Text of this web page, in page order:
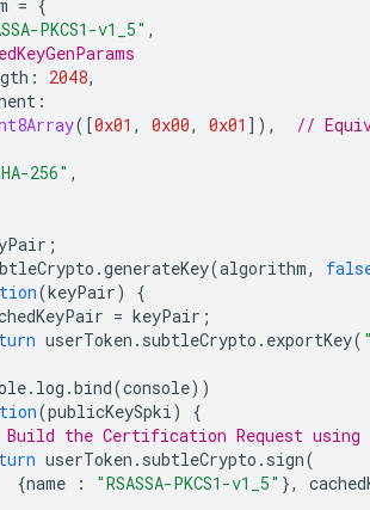
= {
PKCS1-v1_5" ,
: 2048,
:
([0x01 , 0x00, 0x01 ]),
//
256" ,
;
.generateKey(algorithm,
(keyPair)
{
= keyPair ;
userToken . subtleCrypto . exportKey(
. log .bind(console))
(publicKeySpki)
{
the Certification Request
userToken . subtleCrypto . sign(
{name : "RSASSA-PKCS1-v1_5" },